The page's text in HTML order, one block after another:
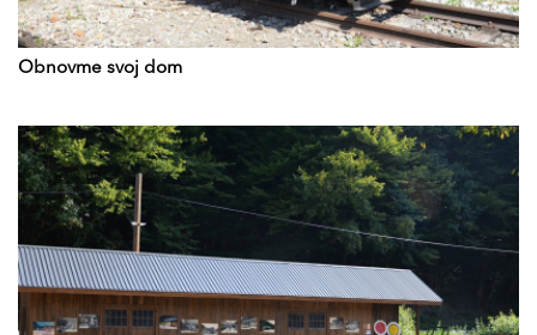
Obnovme svoj dom